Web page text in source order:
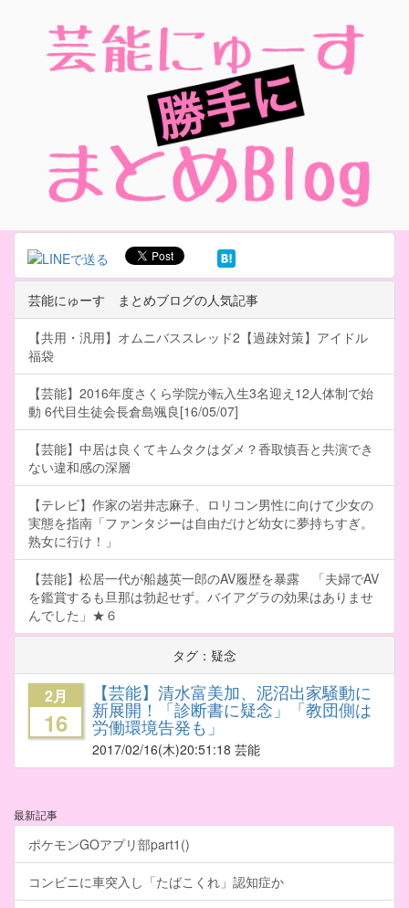
芸能にゅーす まとめブログの人気記事
【共用・汎用】オムニバススレッド2【過疎対策】アイドル
福袋
【芸能】2016年度さくら学院が転入生3名迎え12人体制で始
動 6代目生徒会長倉島颯良[16/05/07]
【芸能】中居は良くてキムタクはダメ？香取慎吾と共演でき
ない違和感の深層
【テレビ】作家の岩井志麻子、ロリコン男性に向けて少女の
実態を指南「ファンタジーは自由だけど幼女に夢持ちすぎ。
熟女に行け！」
【芸能】松居一代が船越英一郎のAV履歴を暴露 「夫婦でAV
を鑑賞するも旦那は勃起せず。バイアグラの効果はありませ
んでした」★６
タグ：疑念
2月
16
【芸能】清水富美加、泥沼出家騒動に
新展開！「診断書に疑念」「教団側は
労働環境告発も」
2017/02/16(木)20:51:18 芸能
最新記事
ポケモンGOアプリ部part1()
コンビニに車突入し「たばこくれ」認知症か